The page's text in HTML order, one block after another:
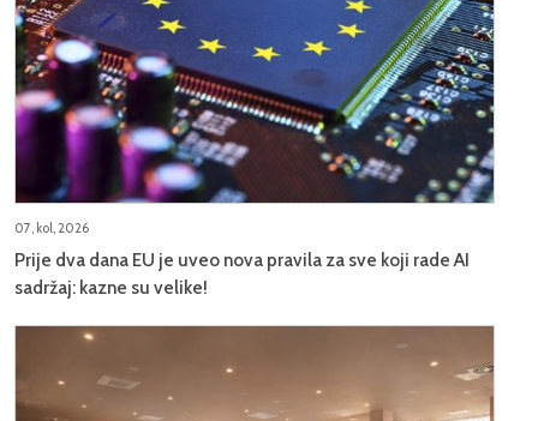
07, kol, 2026
Prije dva dana EU je uveo nova pravila za sve koji rade AI
sadržaj: kazne su velike!